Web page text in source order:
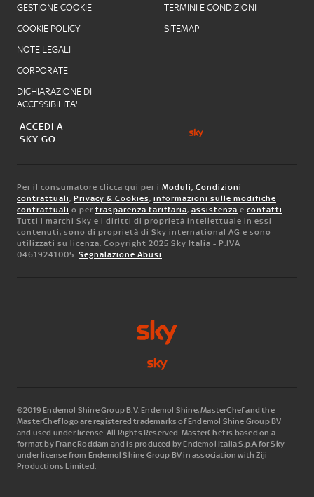
GESTIONE COOKIE
COOKIE POLICY
NOTE LEGALI
CORPORATE
DICHIARAZIONE DI
ACCESSIBILITA'
TERMINI E CONDIZIONI
SITEMAP
ACCEDI A
SKY GO
Per il consumatore clicca qui per i Moduli, Condizioni
contrattuali , Privacy & Cookies, informazioni sulle modifiche
contrattuali o per trasparenza tariffaria, assistenza e contatti
Tutti i marchi Sky e i diritti di proprietà intellettuale in essi
contenuti, sono di proprietà di Sky international AG e sono
utilizzati su licenza. Copyright 2025 Sky Italia - P.IVA
04619241005. Segnalazione Abusi
©2019 Endemol Shine Group B.V. Endemol Shine, MasterChef and the
MasterChef logo are registered trademarks of Endemol Shine Group BV
and used under license. All Rights Reserved. MasterChef is based on a
format by Franc Roddam and is produced by Endemol Italia S.p.A for Sky
under license from Endemol Shine Group BV in association with Ziji
Productions Limited.